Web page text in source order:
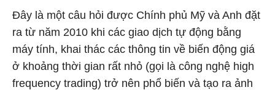
Đây là một câu hỏi được Chính phủ Mỹ và Anh đặt
ra từ năm 2010 khi các giao dịch tự động bằng
máy tính, khai thác các thông tin về biến động giá
ở khoảng thời gian rất nhỏ (gọi là công nghệ high
frequency trading) trở nên phổ biến và tạo ra ảnh